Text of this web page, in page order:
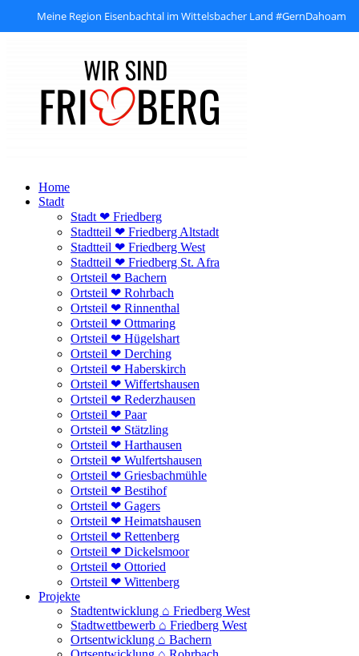
Meine Region Eisenbachtal im Wittelsbacher Land #GernDahoam
Home
Stadt
Stadt ❤ Friedberg
Stadtteil ❤ Friedberg Altstadt
Stadtteil ❤ Friedberg West
Stadtteil ❤ Friedberg St. Afra
Ortsteil ❤ Bachern
Ortsteil ❤ Rohrbach
Ortsteil ❤ Rinnenthal
Ortsteil ❤ Ottmaring
Ortsteil ❤ Hügelshart
Ortsteil ❤ Derching
Ortsteil ❤ Haberskirch
Ortsteil ❤ Wiffertshausen
Ortsteil ❤ Rederzhausen
Ortsteil ❤ Paar
Ortsteil ❤ Stätzling
Ortsteil ❤ Harthausen
Ortsteil ❤ Wulfertshausen
Ortsteil ❤ Griesbachmühle
Ortsteil ❤ Bestihof
Ortsteil ❤ Gagers
Ortsteil ❤ Heimatshausen
Ortsteil ❤ Rettenberg
Ortsteil ❤ Dickelsmoor
Ortsteil ❤ Ottoried
Ortsteil ❤ Wittenberg
Projekte
Stadtentwicklung ⌂ Friedberg West
Stadtwettbewerb ⌂ Friedberg West
Ortsentwicklung ⌂ Bachern